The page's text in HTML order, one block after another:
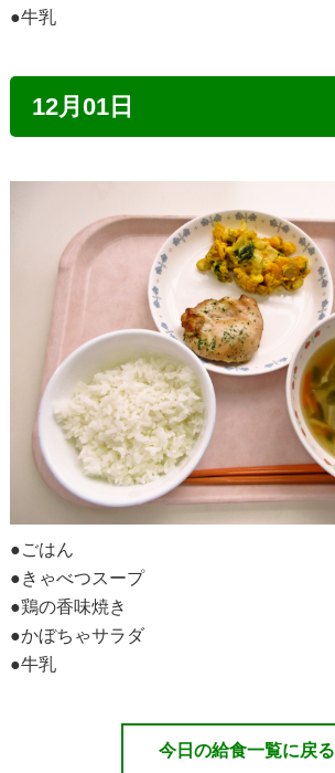
●牛乳
12月01日
●ごはん
●きゃべつスープ
●鶏の香味焼き
●かぼちゃサラダ
●牛乳
今日の給食一覧に戻る